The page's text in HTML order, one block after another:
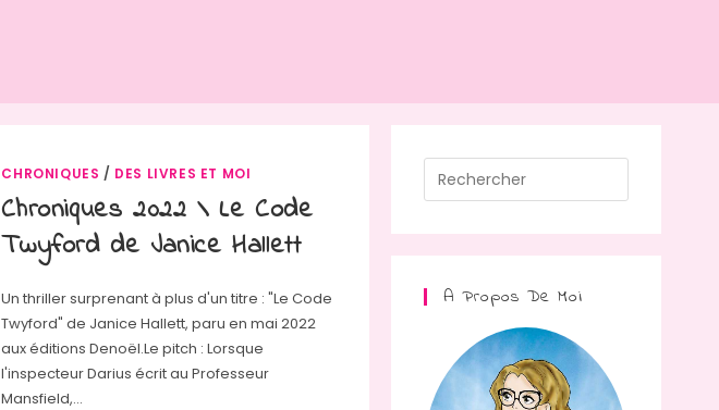
CHRONIQUES / DES LIVRES ET MOI
Chroniques 2022 \ Le Code
Twyford de Janice Hallett
Un thriller surprenant à plus d'un titre : "Le Code
Twyford" de Janice Hallett, paru en mai 2022
aux éditions Denoël.Le pitch : Lorsque
l'inspecteur Darius écrit au Professeur
Mansfield,…
Escape
A Propos De Moi